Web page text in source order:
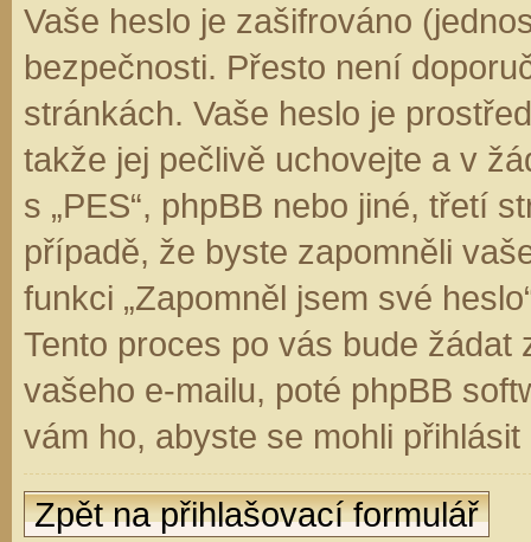
Vaše heslo je zašifrováno
bezpečnosti. Přesto není
stránkách. Vaše heslo je
takže jej pečlivě uchovejte a v
s „PES“, phpBB nebo jiné, třetí
případě, že byste zapomněli
funkci „Zapomněl jsem své
Tento proces po vás bude
vašeho e-mailu, poté phpBB
vám ho, abyste se mohli
Zpět na přihlašovací formulář